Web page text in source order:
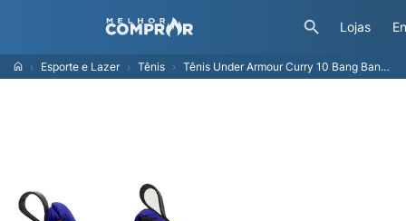
Lojas
Esporte e Lazer Tênis Tênis Under Armour Curry 10 Bang Bang - Masculino